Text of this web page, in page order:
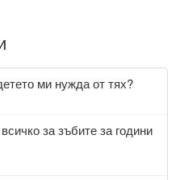
ми нужда от тях?
за зъбите за години